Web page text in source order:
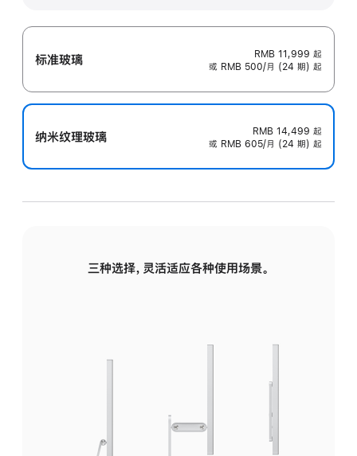
标准玻璃 RMB 11,999 起
或 RMB 500/月 (24 期) 起
纳米纹理玻璃 RMB 14,499 起
或 RMB 605/月 (24 期) 起
三种选择，灵活适应各种使用场景。